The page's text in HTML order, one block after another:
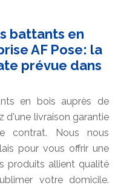
battants en
AF Pose: la
prévue dans
en bois auprès de
d'une livraison garantie
contrat. Nous nous
pour vous offrir une
produits allient qualité
votre domicile.